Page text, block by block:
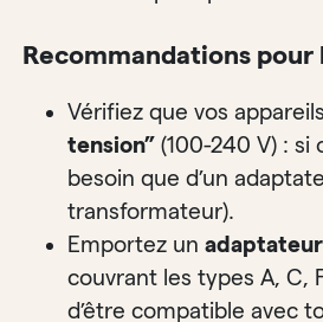
Recommandations pour
Vérifiez que vos
tension” (100-240 V) : si
besoin que d’un
transformateur).
Emportez un
couvrant les types A, C,
d’être compatible avec